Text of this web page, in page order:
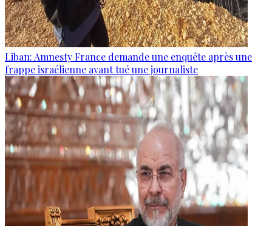
Liban: Amnesty France demande une enquête après une
frappe israélienne ayant tué une journaliste